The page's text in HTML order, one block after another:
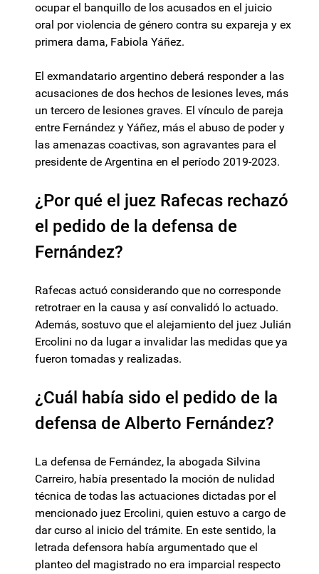
ocupar el banquillo de los acusados en el juicio
oral por violencia de género contra su expareja y ex
primera dama, Fabiola Yáñez.
El exmandatario argentino deberá responder a las
acusaciones de dos hechos de lesiones leves, más
un tercero de lesiones graves. El vínculo de pareja
entre Fernández y Yáñez, más el abuso de poder y
las amenazas coactivas, son agravantes para el
presidente de Argentina en el período 2019-2023.
¿Por qué el juez Rafecas rechazó
el pedido de la defensa de
Fernández?
Rafecas actuó considerando que no corresponde
retrotraer en la causa y así convalidó lo actuado.
Además, sostuvo que el alejamiento del juez Julián
Ercolini no da lugar a invalidar las medidas que ya
fueron tomadas y realizadas.
¿Cuál había sido el pedido de la
defensa de Alberto Fernández?
La defensa de Fernández, la abogada Silvina
Carreiro, había presentado la moción de nulidad
técnica de todas las actuaciones dictadas por el
mencionado juez Ercolini, quien estuvo a cargo de
dar curso al inicio del trámite. En este sentido, la
letrada defensora había argumentado que el
planteo del magistrado no era imparcial respecto